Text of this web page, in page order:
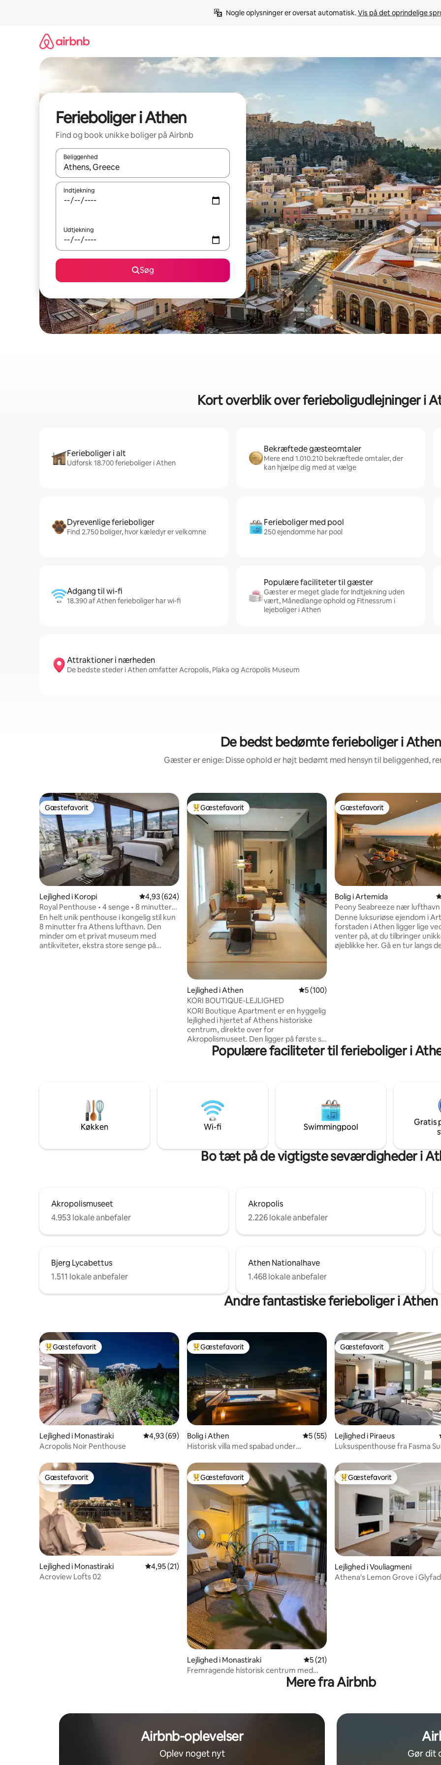
Nogle oplysninger er oversat automatisk. Vis på det oprindelige
Ferieboliger i Athen
Find og book unikke boliger på Airbnb
Beliggenhed
Når resultaterne er tilgængelige, skal du navigere med piletasterne op og ned eller se mere ved at trykke eller stryge.
Indtjekning
Udtjekning
Søg
Kort overblik over ferieboligudlejninger i
Ferieboliger i alt
Udforsk 18.700 ferieboliger i Athen
Bekræftede gæsteomtaler
Mere end 1.010.210 bekræftede omtaler, der
kan hjælpe dig med at vælge
Dyrevenlige ferieboliger
Find 2.750 boliger, hvor kæledyr er velkomne
Ferieboliger med pool
250 ejendomme har pool
Adgang til wi-fi
18.390 af Athen ferieboliger har wi-fi
Populære faciliteter til gæster
Gæster er meget glade for Indtjekning uden
vært, Månedlange ophold og Fitnessrum i
lejeboliger i Athen
Attraktioner i nærheden
De bedste steder i Athen omfatter Acropolis, Plaka og Acropolis Museum
De bedst bedømte ferieboliger i Athen
Gæster er enige: Disse ophold er højt bedømt med hensyn til beliggenhed,
Gæstefavorit
Gæstefavorit
Lejlighed i Koropi 4,93 ud af 5 i gennemsnitlig bedømmelse, 624 omtaler
4,93 (624)
Royal Penthouse • 4 senge • 8 minutter
fra lufthavnen
En helt unik penthouse i kongelig stil kun
8 minutter fra Athens lufthavn. Den
minder om et privat museum med
antikviteter, ekstra store senge på
Bedste gæstefavorit
Gæstefavorit
Lejlighed i Athen 5 ud af 5 i gennemsnitlig bedømmelse,
5 (100)
KORI BOUTIQUE-LEJLIGHED
KORI Boutique Apartment er en hyggelig
lejlighed i hjertet af Athens historiske
centrum, direkte over for
Akropolismuseet. Den ligger på første sal
i en typisk athensk lejlighedsbygning, er
blevet totalrenoveret og smagfuldt
alle større byvartegn, er det stadig helt
stille – og tilbyder det perfekte miljø til
hvile og afslapning
Gæstefavorit
Gæstefavorit
Bolig i Artemida
Peony Seabreeze nær lufthavn
Denne luksuriøse ejendom i
forstaden i Athen ligger lige
venter på, at du tilbringer
øjeblikke her. Gå en tur langs
Populære faciliteter til ferieboliger i
Køkken Wi-fi Swimmingpool
Gratis
Bo tæt på de vigtigste seværdigheder i
Akropolismuseet
4.953 lokale anbefaler
Akropolis
2.226 lokale anbefaler
Bjerg Lycabettus
1.511 lokale anbefaler
Athen Nationalhave
1.468 lokale anbefaler
Andre fantastiske ferieboliger i Athen
Bedste gæstefavorit
Gæstefavorit
Lejlighed i Monastiraki 4,93 ud af 5 i gennemsnitlig bedømmelse, 69 omtaler
4,93 (69)
Acropolis Noir Penthouse
Bedste gæstefavorit
Gæstefavorit
Bolig i Athen 5 ud af 5 i gennemsnitlig bedømmelse,
5 (55)
Historisk villa med spabad under
Gæstefavorit
Gæstefavorit
Lejlighed i Piraeus
Luksuspenthouse fra Fasma
Gæstefavorit
Gæstefavorit
Lejlighed i Monastiraki 4,95 ud af 5 i gennemsnitlig bedømmelse, 21 omtaler
4,95 (21)
Acroview Lofts 02
Bedste gæstefavorit
Gæstefavorit
Lejlighed i Monastiraki 5 ud af 5 i gennemsnitlig bedømmelse,
5 (21)
Fremragende historisk centrum med
udsigt over Akropolis fra tagterrassen.
Bedste gæstefavorit
Gæstefavorit
Lejlighed i Vouliagmeni
Athena's Lemon Grove i
Mere fra Airbnb
Airbnb-oplevelser
Oplev noget nyt Gør dit